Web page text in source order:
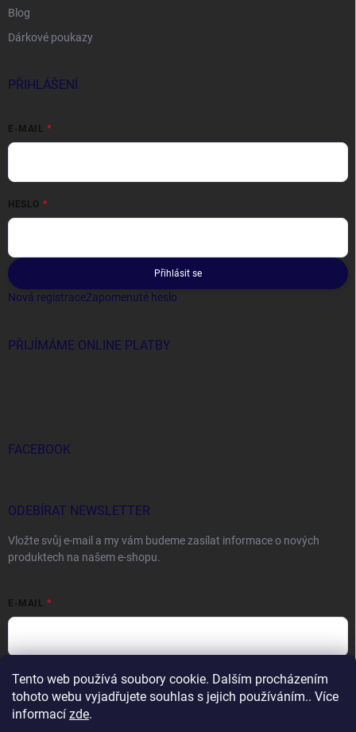
Tento web používá soubory cookie. Dalším procházením
tohoto webu vyjadřujete souhlas s jejich používáním.. Více
informací zde.
Blog
Dárkové poukazy
PŘIHLÁŠENÍ
E-MAIL
HESLO
Přihlásit se
Nová registraceZapomenuté heslo
PŘIJÍMÁME ONLINE PLATBY
FACEBOOK
ODEBÍRAT NEWSLETTER
Vložte svůj e-mail a my vám budeme zasílat informace o nových
produktech na našem e-shopu.
E-MAIL
Vložením e-mailu souhlasíte spodmínkami ochrany osobních údajů
Přihlásit se